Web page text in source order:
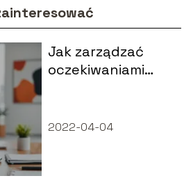
Jak zarządzać
oczekiwaniami
2022-04-04